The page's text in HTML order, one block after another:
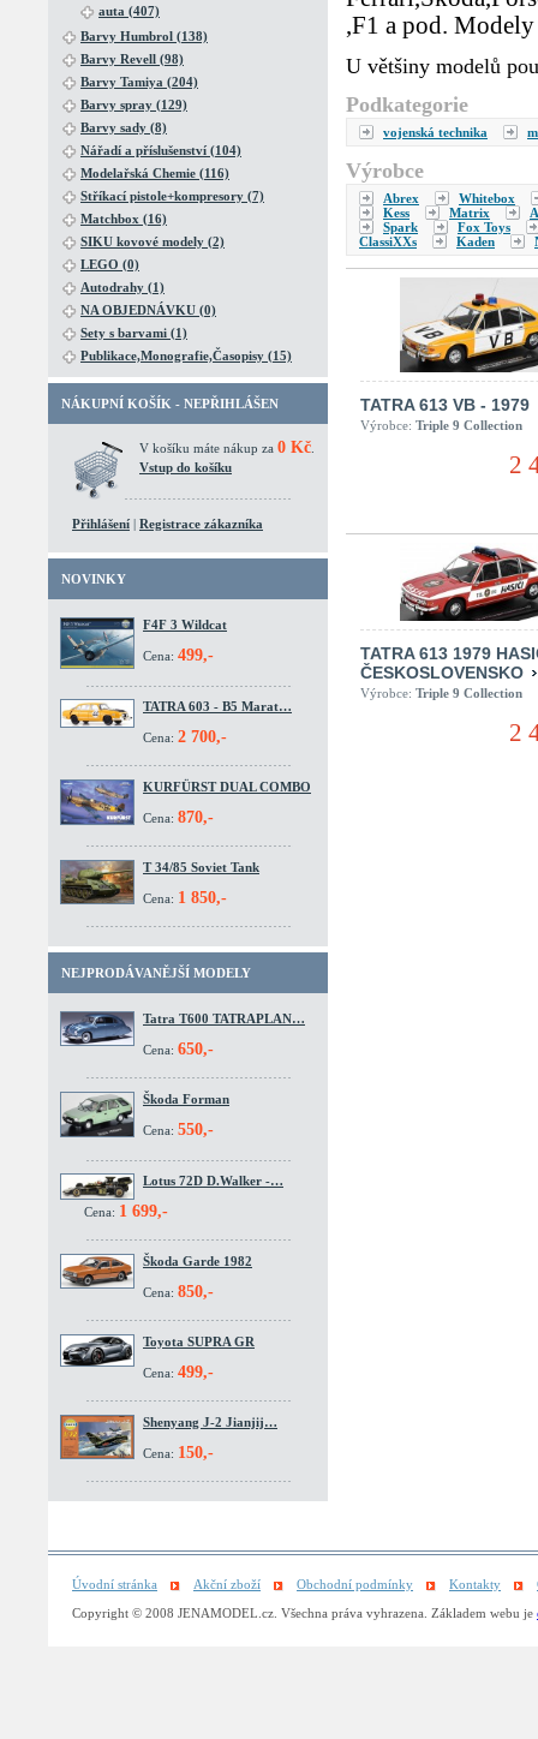
auta (407)
Barvy Humbrol (138)
Barvy Revell (98)
Barvy Tamiya (204)
Barvy spray (129)
Barvy sady (8)
Nářadí a příslušenství (104)
Modelařská Chemie (116)
Stříkací pistole+kompresory (7)
Matchbox (16)
SIKU kovové modely (2)
LEGO (0)
Autodrahy (1)
NA OBJEDNÁVKU (0)
Sety s barvami (1)
Publikace,Monografie,Časopisy (15)
NÁKUPNÍ KOŠÍK - NEPŘIHLÁŠEN
V košíku máte nákup za 0 Kč
Vstup do košíku
Přihlášení | Registrace zákazníka
NOVINKY
F4F 3 Wildcat
Cena: 499,-
TATRA 603 - B5 Marat…
Cena: 2 700,-
KURFÜRST DUAL COMBO
Cena: 870,-
T 34/85 Soviet Tank
Cena: 1 850,-
NEJPRODÁVANĚJŠÍ MODELY
Tatra T600 TATRAPLAN…
Cena: 650,-
Škoda Forman
Cena: 550,-
Lotus 72D D.Walker -…
Cena: 1 699,-
Škoda Garde 1982
Cena: 850,-
Toyota SUPRA GR
Cena: 499,-
Shenyang J-2 Jianjij…
Cena: 150,-
,F1 a pod.
U většiny modelů
Podkategorie
vojenská technika
Výrobce
Abrex
Whitebox
Kess
Matrix
Spark
Fox Toys
ClassiXXs
Kaden
TATRA 613 VB - 1979
Výrobce: Triple 9 Collection
2
TATRA 613 1979
ČESKOSLOVENSKO
Výrobce: Triple 9 Collection
2
Úvodní stránka Akční zboží Obchodní podmínky Kontakty
Copyright © 2008 JENAMODEL.cz. Všechna práva vyhrazena. Základem webu je